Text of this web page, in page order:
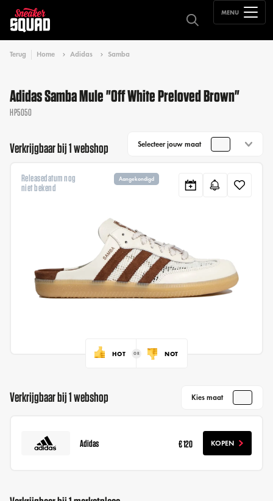
MENU
Terug Home Adidas Samba
Adidas Samba Mule "Off White Preloved Brown"
HP5050
Verkrijgbaar bij 1 webshop Selecteer jouw maat
Releasedatum nog
niet bekend
Aangekondigd
HOT NOT
Verkrijgbaar bij 1 webshop Kies maat
Adidas € 120 KOPEN